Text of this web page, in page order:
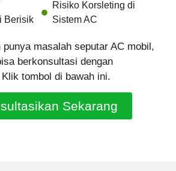
Berisik
Risiko Korsleting di
Sistem AC
punya masalah seputar AC mobil,
berkonsultasi dengan
tombol di bawah ini.
Sekarang